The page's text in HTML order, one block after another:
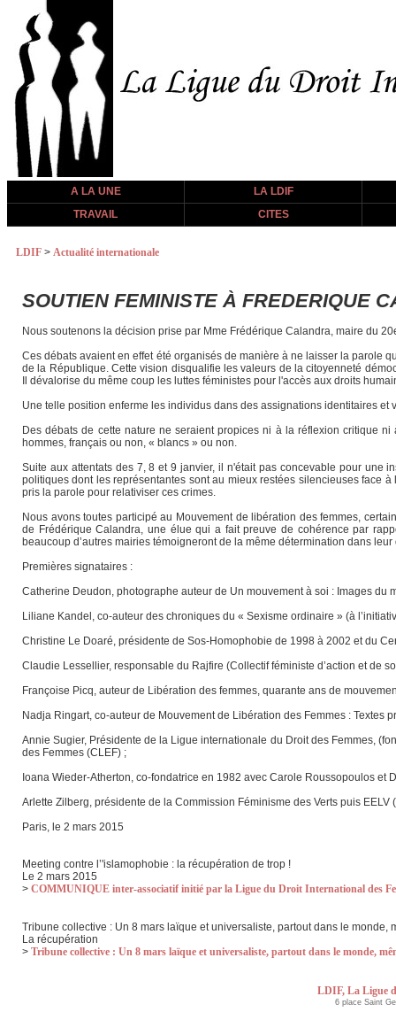
A LA UNE
LA LDIF
TRAVAIL
CITES
LDIF > Actualité internationale
SOUTIEN FEMINISTE À FREDERIQUE
Nous soutenons la décision prise par Mme Frédérique Calandra, maire du
Ces débats avaient en effet été organisés de manière à ne laisser la parole
de la République. Cette vision disqualifie les valeurs de la citoyenneté
Il dévalorise du même coup les luttes féministes pour l'accès aux droits
Une telle position enferme les individus dans des assignations identitaires
Des débats de cette nature ne seraient propices ni à la réflexion critique
hommes, français ou non, « blancs » ou non.
Suite aux attentats des 7, 8 et 9 janvier, il n'était pas concevable pour une
politiques dont les représentantes sont au mieux restées silencieuses face
pris la parole pour relativiser ces crimes.
Nous avons toutes participé au Mouvement de libération des femmes,
de Frédérique Calandra, une élue qui a fait preuve de cohérence par
beaucoup d’autres mairies témoigneront de la même détermination dans leur
Premières signataires :
Catherine Deudon, photographe auteur de Un mouvement à soi : Images du
Liliane Kandel, co-auteur des chroniques du « Sexisme ordinaire » (à
Christine Le Doaré, présidente de Sos-Homophobie de 1998 à 2002 et du
Claudie Lessellier, responsable du Rajfire (Collectif féministe d’action et de
Françoise Picq, auteur de Libération des femmes, quarante ans de
Nadja Ringart, co-auteur de Mouvement de Libération des Femmes : Textes
Annie Sugier, Présidente de la Ligue internationale du Droit des Femmes,
des Femmes (CLEF) ;
Ioana Wieder-Atherton, co-fondatrice en 1982 avec Carole Roussopoulos
Arlette Zilberg, présidente de la Commission Féminisme des Verts puis
Paris, le 2 mars 2015
Meeting contre l’'islamophobie : la récupération de trop !
Le 2 mars 2015
> COMMUNIQUE inter-associatif initié par la Ligue du Droit International des
Tribune collective : Un 8 mars laïque et universaliste, partout dans le monde,
La récupération
> Tribune collective : Un 8 mars laïque et universaliste, partout dans le monde,
LDIF, La Ligue
6 place Saint